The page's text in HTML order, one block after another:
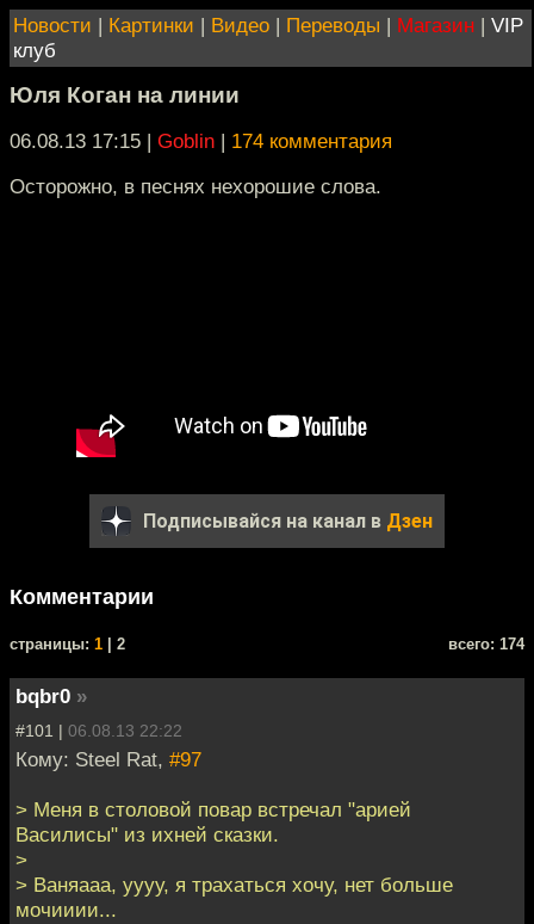
Новости | Картинки | Видео | Переводы | Магазин | VIP
клуб
Юля Коган на линии
06.08.13 17:15 | Goblin | 174 комментария
Осторожно, в песнях нехорошие слова.
Подписывайся на канал в Дзен
Комментарии
cтраницы: 1 | 2 всего: 174
bqbr0 »
#101 | 06.08.13 22:22
Кому: Steel Rat, #97
> Меня в столовой повар встречал "арией
Василисы" из ихней сказки.
>
> Ваняааа, уууу, я трахаться хочу, нет больше
мочииии...